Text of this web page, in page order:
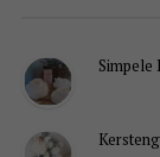
Simpele